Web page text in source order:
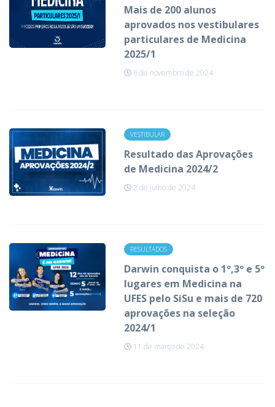
Mais de 200 alunos
aprovados nos vestibulares
particulares de Medicina
2025/1
6 de novembro de 2024
VESTIBULAR
Resultado das Aprovações
de Medicina 2024/2
2 de julho de 2024
RESULTADOS
Darwin conquista o 1º,3º e 5º
lugares em Medicina na
UFES pelo SiSu e mais de 720
aprovações na seleção
2024/1
11 de março de 2024